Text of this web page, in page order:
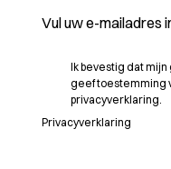
Ik bevestig dat
geef toestemming
privacyverklaring.
Privacyverklaring